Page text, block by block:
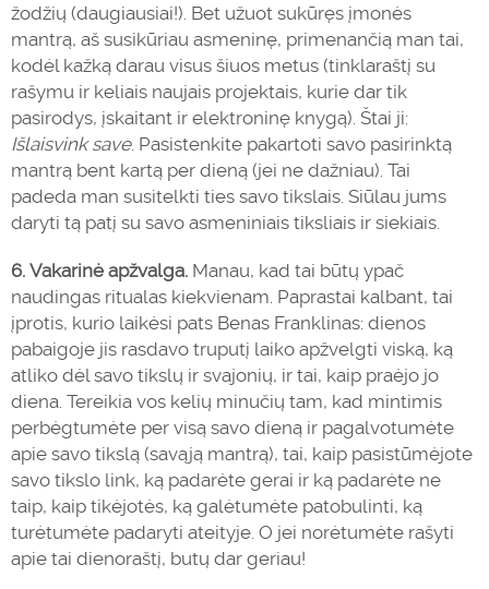
žodžių (daugiausiai!). Bet užuot sukūręs įmonės
mantrą, aš susikūriau asmeninę, primenančią man tai,
kodėl kažką darau visus šiuos metus (tinklaraštį su
rašymu ir keliais naujais projektais, kurie dar tik
pasirodys, įskaitant ir elektroninę knygą). Štai ji:
Išlaisvink save. Pasistenkite pakartoti savo pasirinktą
mantrą bent kartą per dieną (jei ne dažniau). Tai
padeda man susitelkti ties savo tikslais. Siūlau jums
daryti tą patį su savo asmeniniais tiksliais ir siekiais.
6. Vakarinė apžvalga. Manau, kad tai būtų ypač
naudingas ritualas kiekvienam. Paprastai kalbant, tai
įprotis, kurio laikėsi pats Benas Franklinas: dienos
pabaigoje jis rasdavo truputį laiko apžvelgti viską, ką
atliko dėl savo tikslų ir svajonių, ir tai, kaip praėjo jo
diena. Tereikia vos kelių minučių tam, kad mintimis
perbėgtumėte per visą savo dieną ir pagalvotumėte
apie savo tikslą (savąją mantrą), tai, kaip pasistūmėjote
savo tikslo link, ką padarėte gerai ir ką padarėte ne
taip, kaip tikėjotės, ką galėtumėte patobulinti, ką
turėtumėte padaryti ateityje. O jei norėtumėte rašyti
apie tai dienoraštį, butų dar geriau!